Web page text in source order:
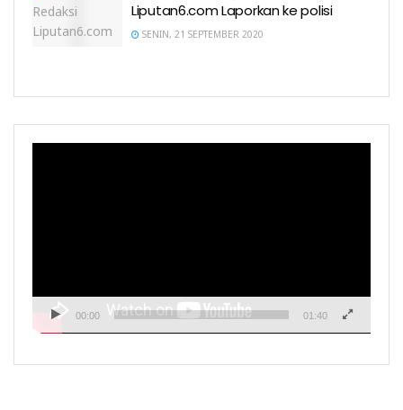
Liputan6.com Laporkan ke polisi
SENIN, 21 SEPTEMBER 2020
00:00 01:40